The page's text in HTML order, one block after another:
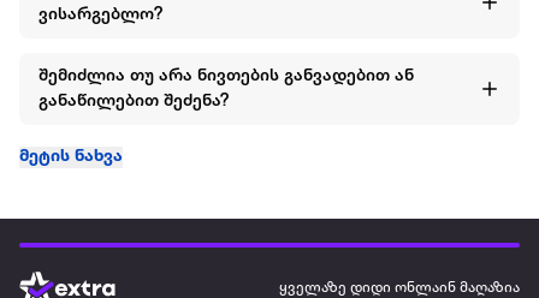
ვისარგებლო?
შემიძლია თუ არა ნივთების განვადებით ან
განაწილებით შეძენა?
მეტის ნახვა
ყველაზე დიდი ონლაინ მაღაზია